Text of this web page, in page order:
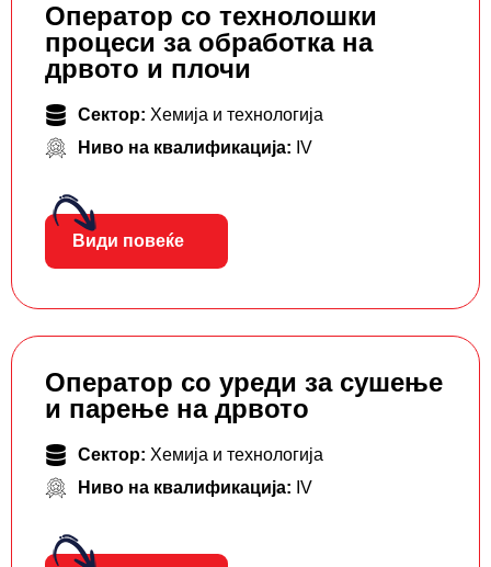
Оператор со технолошки
процеси за обработка на
дрвото и плочи
Сектор: Хемија и технологија
Ниво на квалификација: IV
Види повеќе
Оператор со уреди за сушење
и парење на дрвото
Сектор: Хемија и технологија
Ниво на квалификација: IV